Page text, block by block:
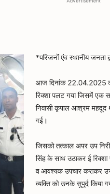
*परिजनों एंव स्थानीय जनता
आज दिनांक 22.04.2025
रिक्शा पलट गया जिसमें एक
निवासी कृपाल आश्रम महदूद
गई।
जिसको तत्काल अपर उप
सिंह के साथ उठाकर ई
व आवश्यक उपचार कराकर
व्यक्ति को उनके सुपुर्द किया